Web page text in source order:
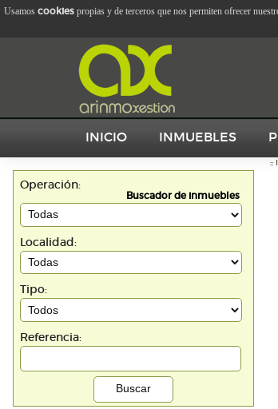
INICIO INMUEBLES
Buscador de inmuebles
Operación:
Localidad:
Tipo:
Referencia:
::
Usamos cookies propias y de terceros que nos permiten ofrecer